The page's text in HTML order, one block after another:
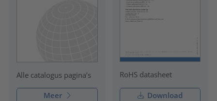
Alle catalogus pagina’s
Meer
RoHS datasheet
Download